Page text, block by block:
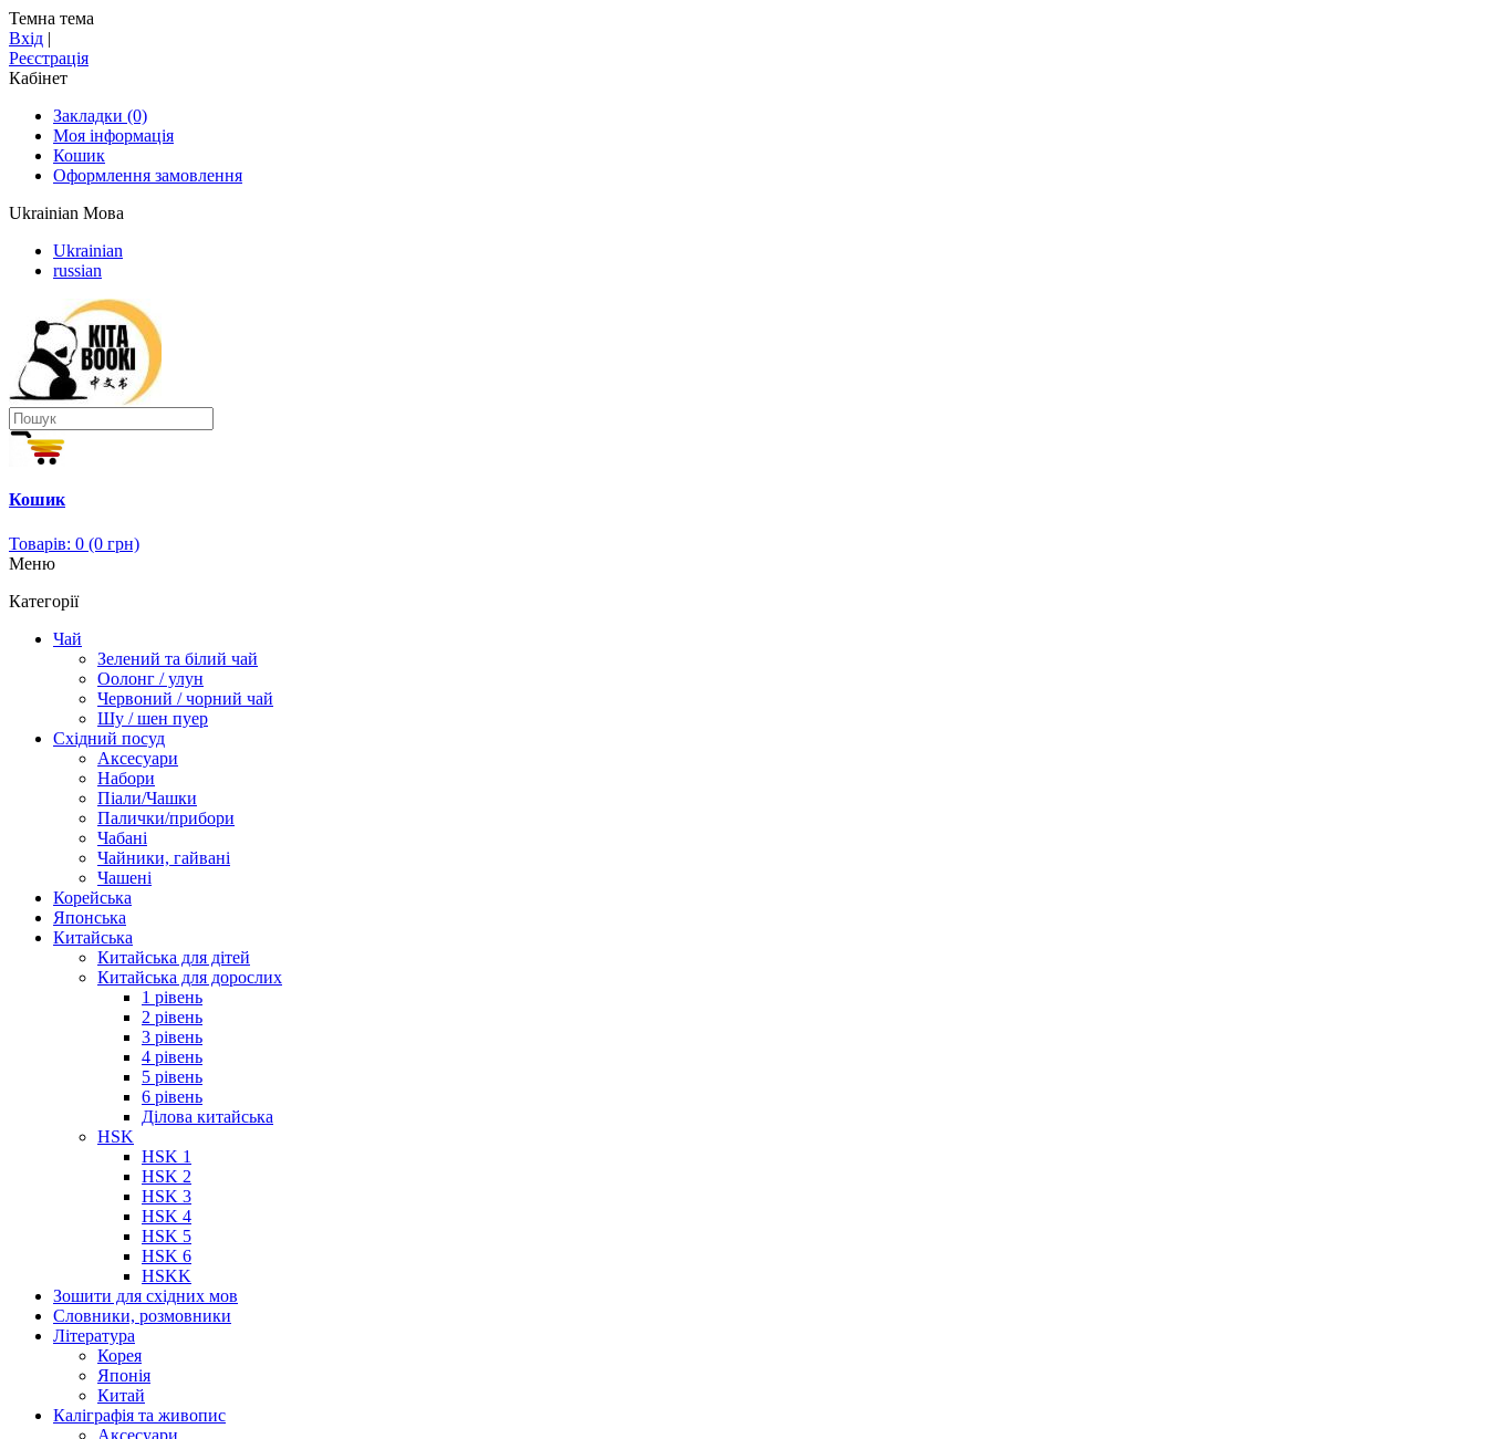
Темна тема
Вхід |
Реєстрація
Кабінет
Закладки (0)
Моя інформація
Кошик
Оформлення замовлення
Ukrainian Мова
Ukrainian
russian
Кошик
Товарів: 0 (0 грн)
Меню
Категорії
Чай
Зелений та білий чай
Оолонг / улун
Червоний / чорний чай
Шу / шен пуер
Східний посуд
Аксесуари
Набори
Піали/Чашки
Палички/прибори
Чабані
Чайники, гайвані
Чашені
Корейська
Японська
Китайська
Китайська для дітей
Китайська для дорослих
1 рівень
2 рівень
3 рівень
4 рівень
5 рівень
6 рівень
Ділова китайська
HSK
HSK 1
HSK 2
HSK 3
HSK 4
HSK 5
HSK 6
HSKK
Зошити для східних мов
Словники, розмовники
Література
Корея
Японія
Китай
Каліграфія та живопис
Аксесуари